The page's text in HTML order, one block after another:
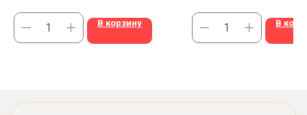
В корзину В